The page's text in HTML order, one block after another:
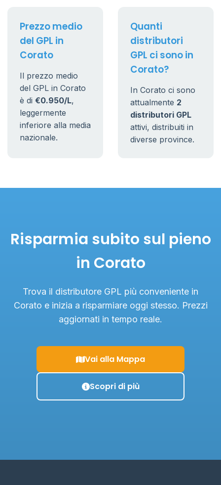
Prezzo medio
del GPL in
Corato
Il prezzo medio
del GPL in Corato
è di €0.950/L,
leggermente
inferiore alla media
nazionale.
Quanti
distributori
GPL ci sono in
Corato?
In Corato ci sono
attualmente 2
distributori GPL
attivi, distribuiti in
diverse province.
Risparmia subito sul pieno
in Corato
Trova il distributore GPL più conveniente in
Corato e inizia a risparmiare oggi stesso. Prezzi
aggiornati in tempo reale.
Vai alla Mappa
Scopri di più